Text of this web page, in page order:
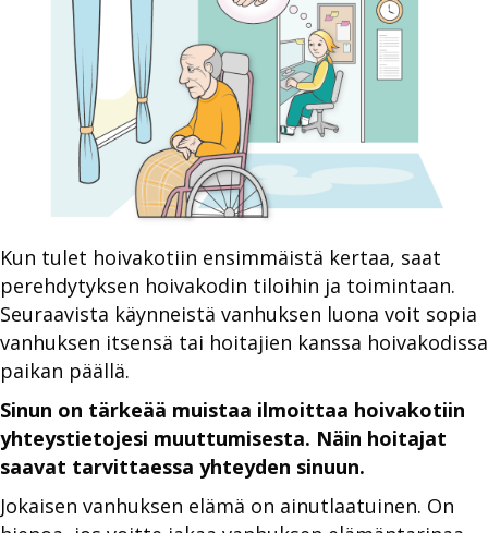
Kun tulet hoivakotiin ensimmäistä kertaa, saat
perehdytyksen hoivakodin tiloihin ja toimintaan.
Seuraavista käynneistä vanhuksen luona voit sopia
vanhuksen itsensä tai hoitajien kanssa hoivakodissa
paikan päällä.
Sinun on tärkeää muistaa ilmoittaa hoivakotiin
yhteystietojesi muuttumisesta. Näin hoitajat
saavat tarvittaessa yhteyden sinuun.
Jokaisen vanhuksen elämä on ainutlaatuinen. On